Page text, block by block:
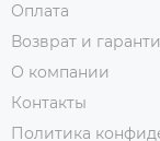
Оплата
Возврат и
О компании
Контакты
Политика